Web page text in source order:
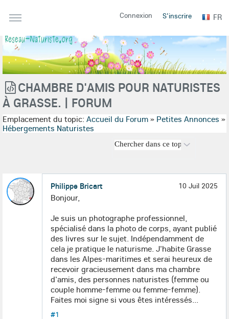
Connexion S'inscrire FR
CHAMBRE D'AMIS POUR NATURISTES
À GRASSE. | FORUM
Emplacement du topic: Accueil du Forum » Petites Annonces »
Hébergements Naturistes
Philippe Bricart 10 Juil 2025
Bonjour,
Je suis un photographe professionnel,
spécialisé dans la photo de corps, ayant publié
des livres sur le sujet. Indépendamment de
cela je pratique le naturisme. J'habite Grasse
dans les Alpes-maritimes et serai heureux de
recevoir gracieusement dans ma chambre
d'amis, des personnes naturistes (femme ou
couple homme-femme ou femme-femme).
Faites moi signe si vous êtes intéressés...
#1